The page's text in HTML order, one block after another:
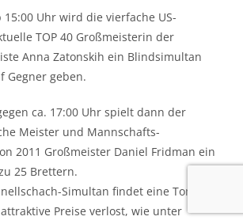
Uhr wird die vierfache US-
TOP 40 Großmeisterin der
Anna Zatonskih ein Blindsimultan
Gegner geben.
ca. 17:00 Uhr spielt dann der
Meister und Mannschafts-
2011 Großmeister Daniel Fridman ein
25 Brettern.
Simultan findet eine Tombola
Preise verlost, wie unter